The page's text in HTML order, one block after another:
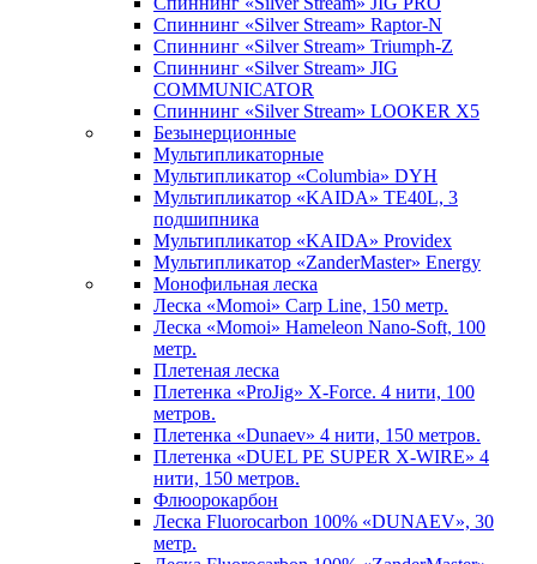
Спиннинг «Silver Stream» Raptor-N
Спиннинг «Silver Stream» Triumph-Z
Спиннинг «Silver Stream» JIG
COMMUNICATOR
Спиннинг «Silver Stream» LOOKER X5
Безынерционные
Мультипликаторные
Мультипликатор «Columbia» DYH
Мультипликатор «KAIDA» TE40L, 3
подшипника
Мультипликатор «KAIDA» Providex
Мультипликатор «ZanderMaster» Energy
Монофильная леска
Леска «Momoi» Carp Line, 150 метр.
Леска «Momoi» Hameleon Nano-Soft, 100
метр.
Плетеная леска
Плетенка «ProJig» X-Force. 4 нити, 100
метров.
Плетенка «Dunaev» 4 нити, 150 метров.
Плетенка «DUEL PE SUPER X-WIRE» 4
нити, 150 метров.
Флюорокарбон
Леска Fluorocarbon 100% «DUNAEV», 30
метр.